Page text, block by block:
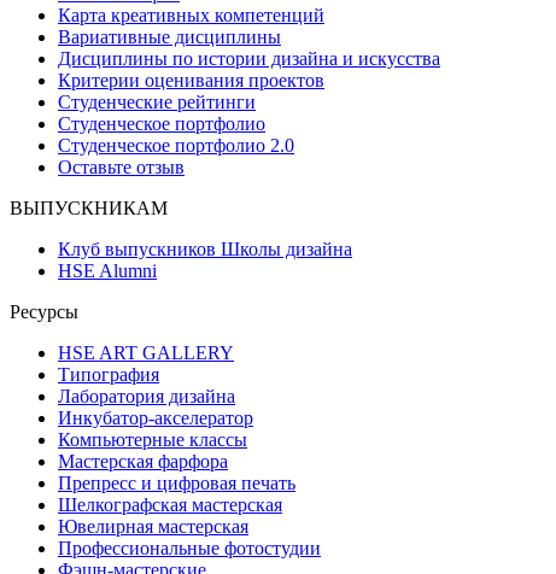
Карта креативных компетенций
Вариативные дисциплины
Дисциплины по истории дизайна и искусства
Критерии оценивания проектов
Студенческие рейтинги
Студенческое портфолио
Студенческое портфолио 2.0
Оставьте отзыв
ВЫПУСКНИКАМ
Клуб выпускников Школы дизайна
HSE Alumni
Ресурсы
HSE ART GALLERY
Типография
Лаборатория дизайна
Инкубатор-акселератор
Компьютерные классы
Мастерская фарфора
Препресс и цифровая печать
Шелкографская мастерская
Ювелирная мастерская
Профессиональные фотостудии
Фэшн-мастерские